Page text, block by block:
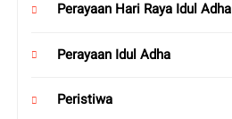
Perayaan Hari Raya Idul Adha
Perayaan Idul Adha
Peristiwa